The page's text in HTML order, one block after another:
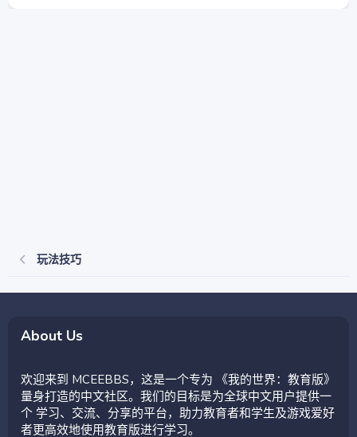
玩法技巧
About Us
欢迎来到 MCEEBBS，这是一个专为 《我的世界：教育版》
量身打造的中文社区。我们的目标是为全球中文用户提供一
个 学习、交流、分享的平台，助力教育者和学生及游戏爱好
者更高效地使用教育版进行学习。